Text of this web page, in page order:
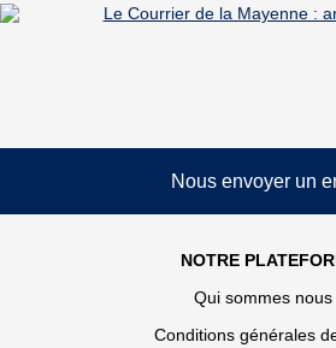
Nous envoyer un
NOTRE
Qui sommes nous
Conditions générales